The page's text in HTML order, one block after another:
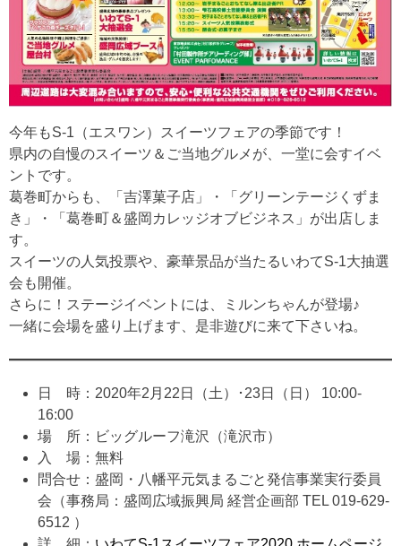
今年もS-1（エスワン）スイーツフェアの季節です！
県内の自慢のスイーツ＆ご当地グルメが、一堂に会すイベ
ントです。
葛巻町からも、「吉澤菓子店」・「グリーンテージくずま
き」・「葛巻町＆盛岡カレッジオブビジネス」が出店しま
す。
スイーツの人気投票や、豪華景品が当たるいわてS-1大抽選
会も開催。
さらに！ステージイベントには、ミルンちゃんが登場♪
一緒に会場を盛り上げます、是非遊びに来て下さいね。
日 時：2020年2月22日（土）･23日（日） 10:00-
16:00
場 所：ビッグルーフ滝沢（滝沢市）
入 場：無料
問合せ：盛岡・八幡平元気まるごと発信事業実行委員
会（事務局：盛岡広域振興局 経営企画部 TEL 019-629-
6512 ）